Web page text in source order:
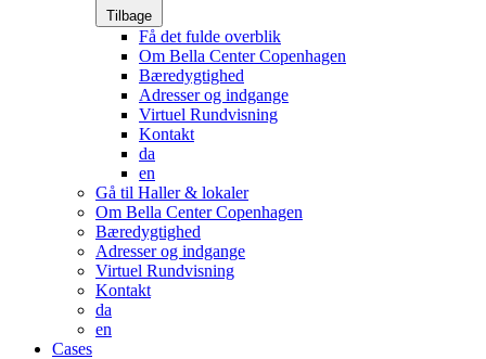
Tilbage
Få det fulde overblik
Om Bella Center Copenhagen
Bæredygtighed
Adresser og indgange
Virtuel Rundvisning
Kontakt
da
en
Gå til Haller & lokaler
Om Bella Center Copenhagen
Bæredygtighed
Adresser og indgange
Virtuel Rundvisning
Kontakt
da
en
Cases